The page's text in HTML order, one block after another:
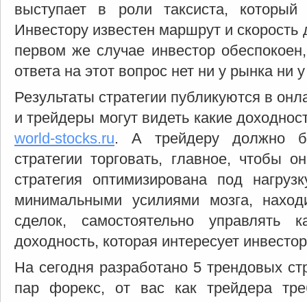
выступает в роли таксиста,
Инвестору известен маршрут и
первом же случае инвестор
ответа на этот вопрос нет ни у рынка ни
Результаты стратегии публикуются в
и трейдеры могут видеть какие
world-stocks.ru. А трейдеру должно
стратегии торговать, главное, чтобы
стратегия оптимизирована под
минимальными усилиями мозга,
сделок, самостоятельно управлять
доходность, которая интересует
На сегодня разработано 5 трендовых
пар форекс, от вас как трейдера